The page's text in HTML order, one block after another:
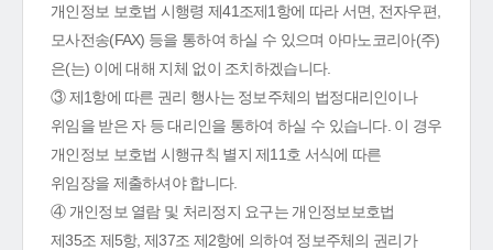
개인정보 보호법 시행령 제41조제1항에 따라 서면, 전자우편,
모사전송(FAX) 등을 통하여 하실 수 있으며 아마노코리아(주)
은(는) 이에 대해 지체 없이 조치하겠습니다.
③ 제1항에 따른 권리 행사는 정보주체의 법정대리인이나
위임을 받은 자 등 대리인을 통하여 하실 수 있습니다. 이 경우
개인정보 보호법 시행규칙 별지 제11호 서식에 따른
위임장을 제출하셔야 합니다.
④ 개인정보 열람 및 처리정지 요구는 개인정보보호법
제35조 제5항, 제37조 제2항에 의하여 정보주체의 권리가